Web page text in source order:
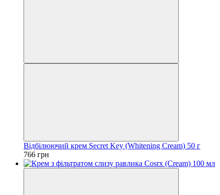
Відбілюючий крем Secret Key (Whitening Cream) 50 г
766 грн